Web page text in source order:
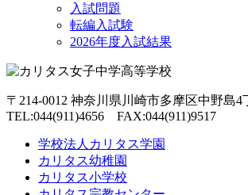
入試問題
転編入試験
2026年度入試結果
〒214-0012 神奈川県川崎市多摩区中野島
TEL:044(911)4656 FAX:044(911)9517
学校法人カリタス学園
カリタス幼稚園
カリタス小学校